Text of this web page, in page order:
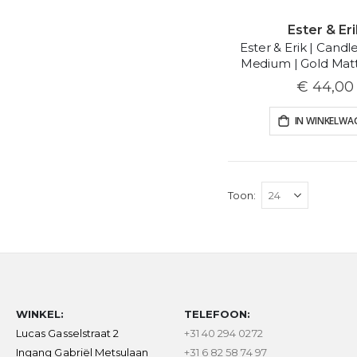
Ester &
Ester & Erik |
Medium | Gold
€ 44,00
IN
Toon
WINKEL:
Lucas Gasselstraat 2
Ingang Gabriël Metsulaan
TELEFOON:
+31 40 294 0272
+31 6 82 58 74 97